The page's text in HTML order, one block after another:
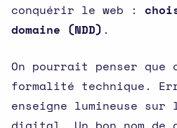
conquérir le web :
domaine (NDD) .
On pourrait penser que
formalité technique.
enseigne lumineuse sur